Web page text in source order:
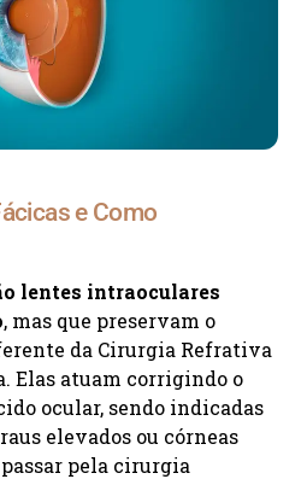
e Como
lentes intraoculares
, mas que preservam o
da Cirurgia Refrativa
Elas atuam corrigindo o
ocular, sendo indicadas
elevados ou córneas
pela cirurgia